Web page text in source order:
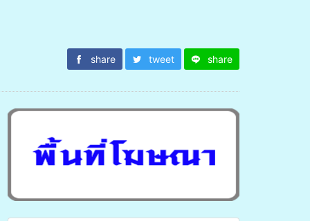
share tweet share